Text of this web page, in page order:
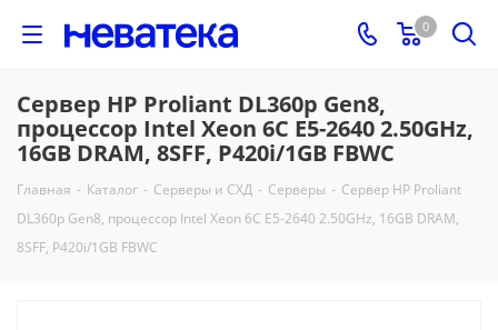
0
Сервер HP Proliant DL360p Gen8,
процессор Intel Xeon 6C E5-2640 2.50GHz,
16GB DRAM, 8SFF, P420i/1GB FBWC
Главная - Каталог - Серверы и СХД - Серверы - Сервер HP Proliant
DL360p Gen8, процессор Intel Xeon 6C E5-2640 2.50GHz, 16GB DRAM,
8SFF, P420i/1GB FBWC